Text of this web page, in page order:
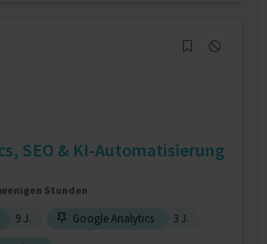
SEO & KI-Automatisierung
Stunden
9 J. Google Analytics
3 J.